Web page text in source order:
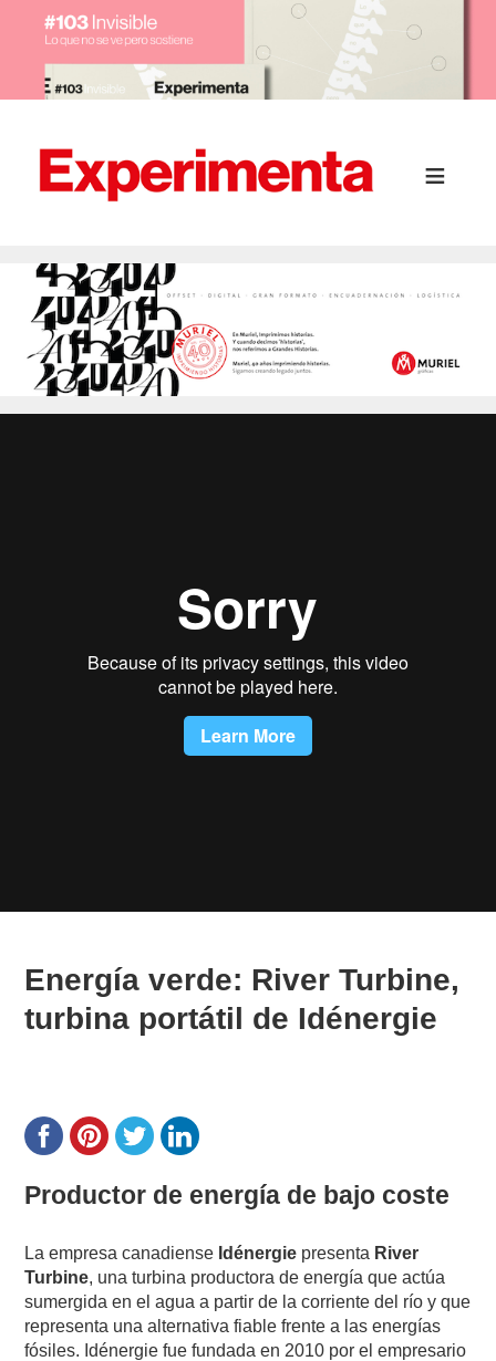
Energía verde: River Turbine,
turbina portátil de Idénergie
Productor de energía de bajo coste
La empresa canadiense Idénergie presenta River
Turbine, una turbina productora de energía que actúa
sumergida en el agua a partir de la corriente del río y que
representa una alternativa fiable frente a las energías
fósiles. Idénergie fue fundada en 2010 por el empresario